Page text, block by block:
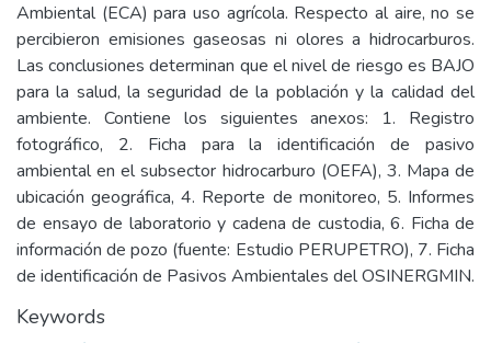
Ambiental (ECA) para uso agrícola. Respecto al aire, no se
percibieron emisiones gaseosas ni olores a hidrocarburos.
Las conclusiones determinan que el nivel de riesgo es BAJO
para la salud, la seguridad de la población y la calidad del
ambiente. Contiene los siguientes anexos: 1. Registro
fotográfico, 2. Ficha para la identificación de pasivo
ambiental en el subsector hidrocarburo (OEFA), 3. Mapa de
ubicación geográfica, 4. Reporte de monitoreo, 5. Informes
de ensayo de laboratorio y cadena de custodia, 6. Ficha de
información de pozo (fuente: Estudio PERUPETRO), 7. Ficha
de identificación de Pasivos Ambientales del OSINERGMIN.
Keywords